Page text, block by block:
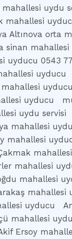
uydu
mahallesi
Altınova orta
sinan
uyducu 0543
uyducu
uyducu
uyducu
uydu servisi
mahallesi
mahallesi
mahallesi
mahallesi
mahallesi
uyducu
mahallesi
Ersoy